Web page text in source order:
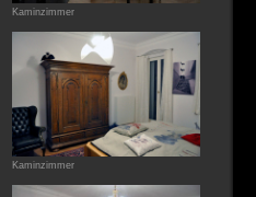
Kaminzimmer
Kaminzimmer